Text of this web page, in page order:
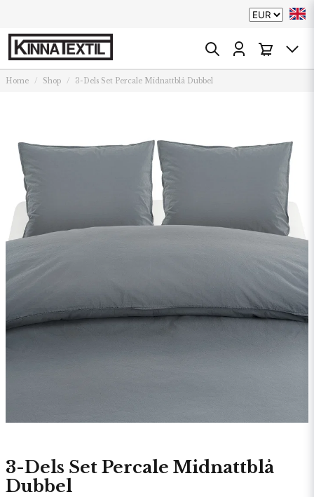
Home Shop 3-Dels Set Percale Midnattblå Dubbel
3-Dels Set Percale Midnattblå
Dubbel